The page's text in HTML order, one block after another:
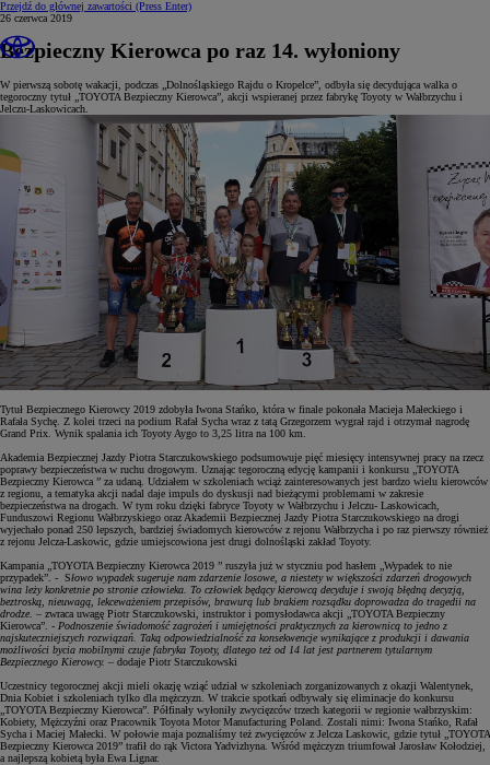
Przejdź do głównej zawartości (Press Enter)
26 czerwca 2019
Bezpieczny Kierowca po raz 14. wyłoniony
W pierwszą sobotę wakacji, podczas „Dolnośląskiego Rajdu o Kropelce”, odbyła się decydująca walka o
tegoroczny tytuł „TOYOTA Bezpieczny Kierowca”, akcji wspieranej przez fabrykę Toyoty w Wałbrzychu i
Jelczu-Laskowicach.
Tytuł Bezpiecznego Kierowcy 2019 zdobyła Iwona Stańko, która w finale pokonała Macieja Małeckiego i
Rafała Sychę. Z kolei trzeci na podium Rafał Sycha wraz z tatą Grzegorzem wygrał rajd i otrzymał nagrodę
Grand Prix. Wynik spalania ich Toyoty Aygo to 3,25 litra na 100 km.
Akademia Bezpiecznej Jazdy Piotra Starczukowskiego podsumowuje pięć miesięcy intensywnej pracy na rzecz
poprawy bezpieczeństwa w ruchu drogowym. Uznając tegoroczną edycję kampanii i konkursu „TOYOTA
Bezpieczny Kierowca ” za udaną. Udziałem w szkoleniach wciąż zainteresowanych jest bardzo wielu kierowców
z regionu, a tematyka akcji nadal daje impuls do dyskusji nad bieżącymi problemami w zakresie
bezpieczeństwa na drogach. W tym roku dzięki fabryce Toyoty w Wałbrzychu i Jelczu- Laskowicach,
Funduszowi Regionu Wałbrzyskiego oraz Akademii Bezpiecznej Jazdy Piotra Starczukowskiego na drogi
wyjechało ponad 250 lepszych, bardziej świadomych kierowców z rejonu Wałbrzycha i po raz pierwszy również
z rejonu Jelcza-Laskowic, gdzie umiejscowiona jest drugi dolnośląski zakład Toyoty.
Kampania „TOYOTA Bezpieczny Kierowca 2019 ” ruszyła już w styczniu pod hasłem „Wypadek to nie
przypadek”. - Słowo wypadek sugeruje nam zdarzenie losowe, a niestety w większości zdarzeń drogowych
wina leży konkretnie po stronie człowieka. To człowiek będący kierowcą decyduje i swoją błędną decyzją,
beztroską, nieuwagą, lekceważeniem przepisów, brawurą lub brakiem rozsądku doprowadza do tragedii na
drodze . – zwraca uwagę Piotr Starczukowski, instruktor i pomysłodawca akcji „TOYOTA Bezpieczny
Kierowca”. - Podnoszenie świadomość zagrożeń i umiejętności praktycznych za kierownicą to jedno z
najskuteczniejszych rozwiązań. Taką odpowiedzialność za konsekwencje wynikające z produkcji i dawania
możliwości bycia mobilnymi czuje fabryka Toyoty, dlatego też od 14 lat jest partnerem tytularnym
Bezpiecznego Kierowcy. – dodaje Piotr Starczukowski
Uczestnicy tegorocznej akcji mieli okazję wziąć udział w szkoleniach zorganizowanych z okazji Walentynek,
Dnia Kobiet i szkoleniach tylko dla mężczyzn. W trakcie spotkań odbywały się eliminacje do konkursu
„TOYOTA Bezpieczny Kierowca”. Półfinały wyłoniły zwycięzców trzech kategorii w regionie wałbrzyskim:
Kobiety, Mężczyźni oraz Pracownik Toyota Motor Manufacturing Poland. Zostali nimi: Iwona Stańko, Rafał
Sycha i Maciej Małecki. W połowie maja poznaliśmy też zwycięzców z Jelcza Laskowic, gdzie tytuł „TOYOTA
Bezpieczny Kierowca 2019” trafił do rąk Victora Yadvizhyna. Wśród mężczyzn triumfował Jarosław Kołodziej,
a najlepszą kobietą była Ewa Lignar.